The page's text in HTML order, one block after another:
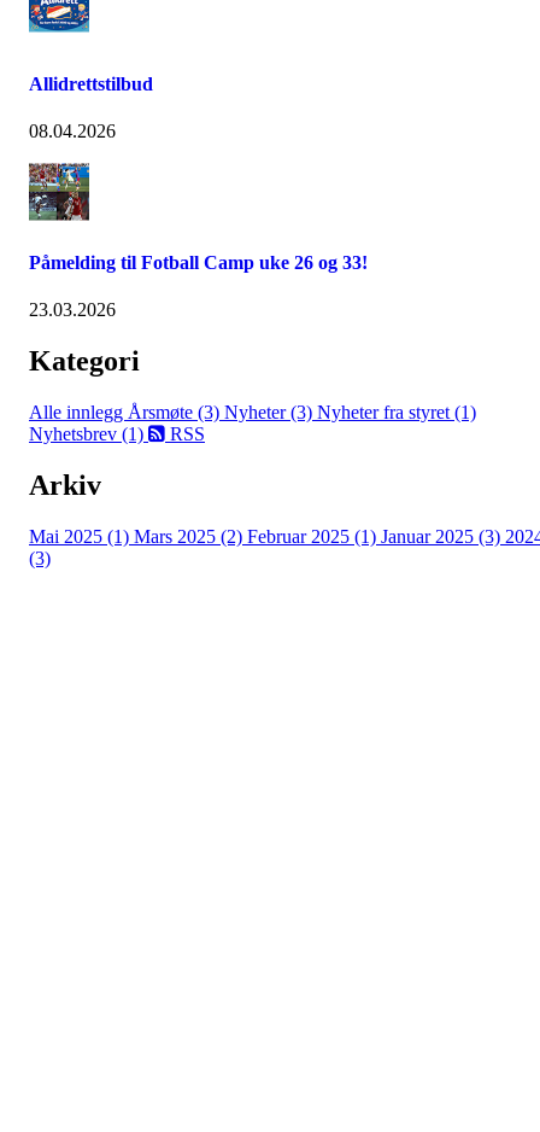
Allidrettstilbud
08.04.2026
Påmelding til Fotball Camp uke 26 og 33!
23.03.2026
Kategori
Alle innlegg Årsmøte (3) Nyheter (3) Nyheter fra styret (1)
Nyhetsbrev (1)
RSS
Arkiv
Mai 2025 (1) Mars 2025 (2) Februar 2025 (1) Januar 2025 (3)
(3)